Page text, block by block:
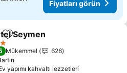
Fiyatları görün
Favorilerime ekle
Seymen
Mükemmel
626
yapımı kahvaltı lezzetleri